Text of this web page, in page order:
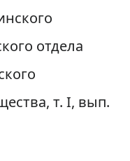
отдела
т. I, вып.